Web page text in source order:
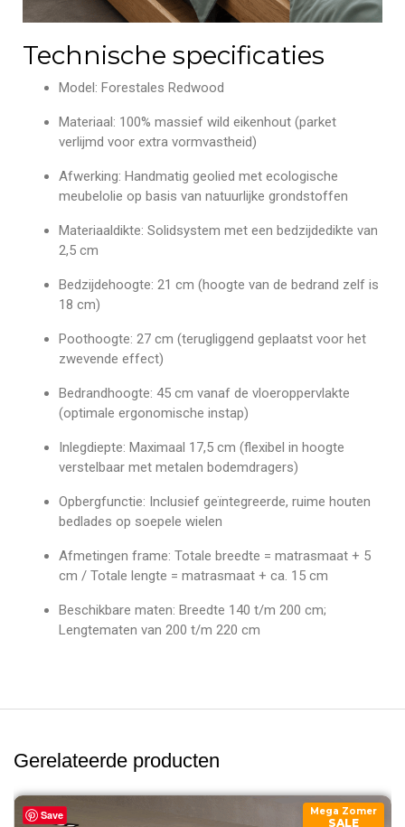
Technische specificaties
Model: Forestales Redwood
Materiaal: 100% massief wild eikenhout (parket
verlijmd voor extra vormvastheid)
Afwerking: Handmatig geolied met ecologische
meubelolie op basis van natuurlijke grondstoffen
Materiaaldikte: Solidsystem met een bedzijdedikte van
2,5 cm
Bedzijdehoogte: 21 cm (hoogte van de bedrand zelf is
18 cm)
Poothoogte: 27 cm (terugliggend geplaatst voor het
zwevende effect)
Bedrandhoogte: 45 cm vanaf de vloeroppervlakte
(optimale ergonomische instap)
Inlegdiepte: Maximaal 17,5 cm (flexibel in hoogte
verstelbaar met metalen bodemdragers)
Opbergfunctie: Inclusief geïntegreerde, ruime houten
bedlades op soepele wielen
Afmetingen frame: Totale breedte = matrasmaat + 5
cm / Totale lengte = matrasmaat + ca. 15 cm
Beschikbare maten: Breedte 140 t/m 200 cm;
Lengtematen van 200 t/m 220 cm
Gerelateerde producten
Save Mega Zomer
SALE